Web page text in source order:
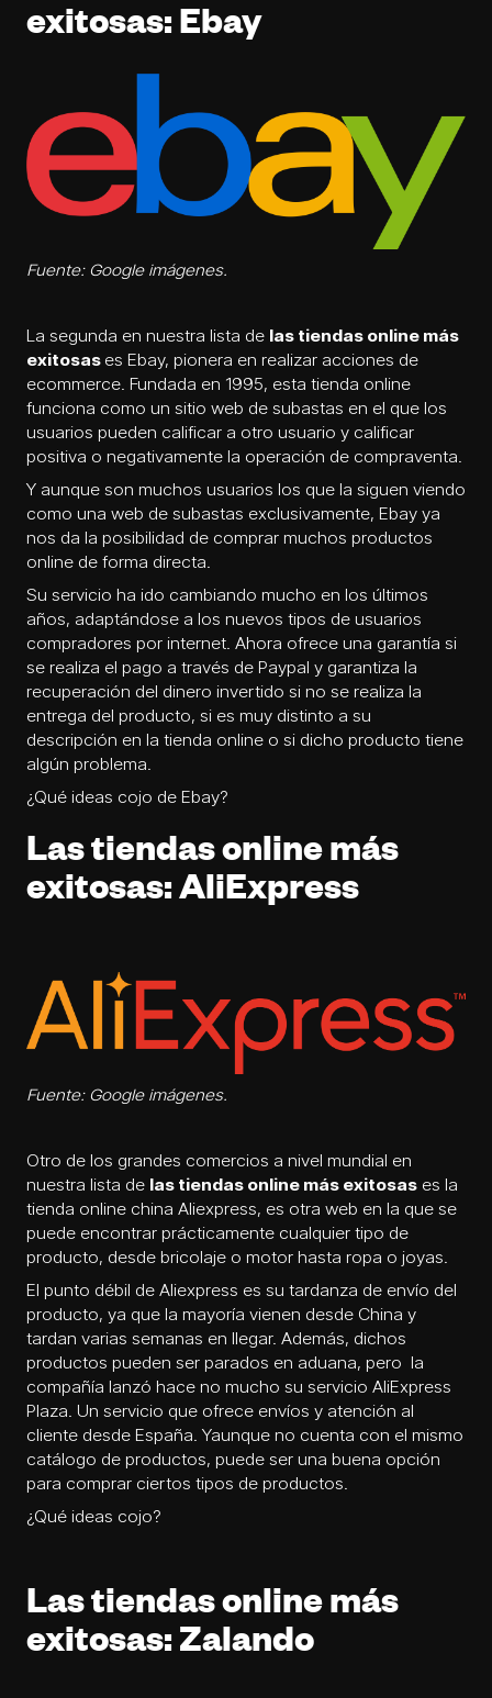
exitosas: Ebay
Fuente: Google imágenes.
La segunda en nuestra lista de las tiendas online más
exitosas es Ebay, pionera en realizar acciones de
ecommerce. Fundada en 1995, esta tienda online
funciona como un sitio web de subastas en el que los
usuarios pueden calificar a otro usuario y calificar
positiva o negativamente la operación de compraventa.
Y aunque son muchos usuarios los que la siguen viendo
como una web de subastas exclusivamente, Ebay ya
nos da la posibilidad de comprar muchos productos
online de forma directa.
Su servicio ha ido cambiando mucho en los últimos
años, adaptándose a los nuevos tipos de usuarios
compradores por internet. Ahora ofrece una garantía si
se realiza el pago a través de Paypal y garantiza la
recuperación del dinero invertido si no se realiza la
entrega del producto, si es muy distinto a su
descripción en la tienda online o si dicho producto tiene
algún problema.
¿Qué ideas cojo de Ebay?
Las tiendas online más
exitosas: AliExpress
Fuente: Google imágenes.
Otro de los grandes comercios a nivel mundial en
nuestra lista de las tiendas online más exitosas es la
tienda online china Aliexpress, es otra web en la que se
puede encontrar prácticamente cualquier tipo de
producto, desde bricolaje o motor hasta ropa o joyas.
El punto débil de Aliexpress es su tardanza de envío del
producto, ya que la mayoría vienen desde China y
tardan varias semanas en llegar. Además, dichos
productos pueden ser parados en aduana, pero la
compañía lanzó hace no mucho su servicio AliExpress
Plaza. Un servicio que ofrece envíos y atención al
cliente desde España. Yaunque no cuenta con el mismo
catálogo de productos, puede ser una buena opción
para comprar ciertos tipos de productos.
¿Qué ideas cojo?
Las tiendas online más
exitosas: Zalando